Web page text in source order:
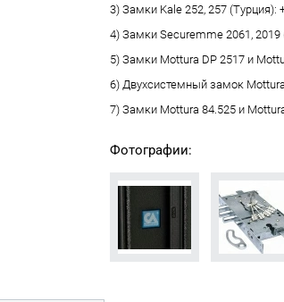
3) Замки Kale 252, 257 (Турция):
4) Замки Securemme 2061, 2019
5) Замки Mottura DP 2517 и
6) Двухсистемный замок
7) Замки Mottura 84.525 и
Фотографии: